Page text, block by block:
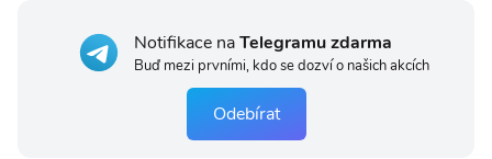
Notifikace naTelegramu zdarma
Buď mezi prvními, kdo se dozví o našich akcích
Odebírat